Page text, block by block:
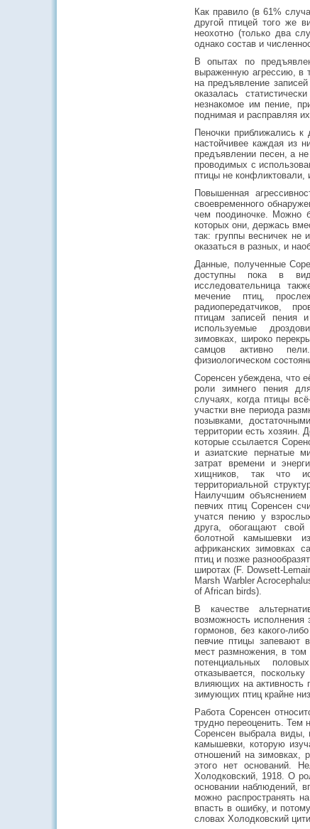
Как правило (в 61%
другой птицей того же
неохотно (только два
однако состав и
В опытах по
выраженную агрессию, в
на предъявление
оказалась
незнакомое им пение,
поднимая и расправляя
Пеночки приближались
настойчивее каждая из
предъявлении песен, а
проводимых с
птицы не конфликтовали,
Повышенная
своевременного
чем поодиночке. Можно
которых они, держась
так: группы весничек не
оказаться в разных, и
Данные, полученные
доступны пока в
исследовательница
мечение птиц,
радиопередатчиков,
птицам записей пения
используемые
зимовках, широко
самцов активно
физиологическом
Соренсен убеждена, что
роли зимнего пения
случаях, когда птицы
участки вне периода
позывками,
территории есть хозяин.
которые ссылается
и азиатские пернатые
затрат времени и
хищников, так что
территориальной
Наилучшим объяснением
певчих птиц Соренсен
учатся пению у
друга, обогащают
болотной камышевки
африканских зимовках
птиц и позже
широтах (F. Dowsett-
Marsh Warbler
of African birds).
В качестве
возможность
гормонов, без какого-
певчие птицы запевают
мест размножения, в том
потенциальных
отказывается,
влияющих на активность
зимующих птиц крайне
Работа Соренсен
трудно переоценить. Тем
Соренсен выбрала виды,
камышевки, которую
отношений на зимовках,
этого нет оснований.
Холодковский, 1918. О
основании наблюдений,
можно распространять
впасть в ошибку, и
словах Холодковский